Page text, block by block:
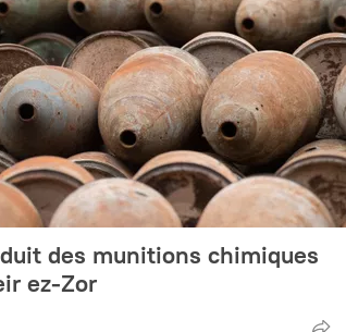
des munitions chimiques
ez-Zor